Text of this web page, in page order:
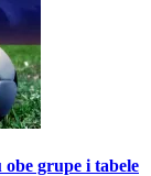
grupe i tabele